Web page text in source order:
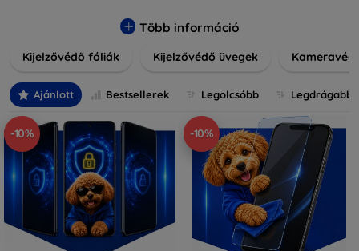
hanem kristálytiszta képet is biztosítanak, megőrzi a
és stílusú kijelzővédőink közül, hogy a mindennapok során is
fedésről vagy íves kijelzővédelemről, a minőséget szem
előtt tartva kínálunk megoldásokat minden eszközre.
Több információ
Kijelzővédő fóliák Kijelzővédő üvegek
Ajánlott Bestsellerek Legolcsóbb Legdrágabb
-10% -10%